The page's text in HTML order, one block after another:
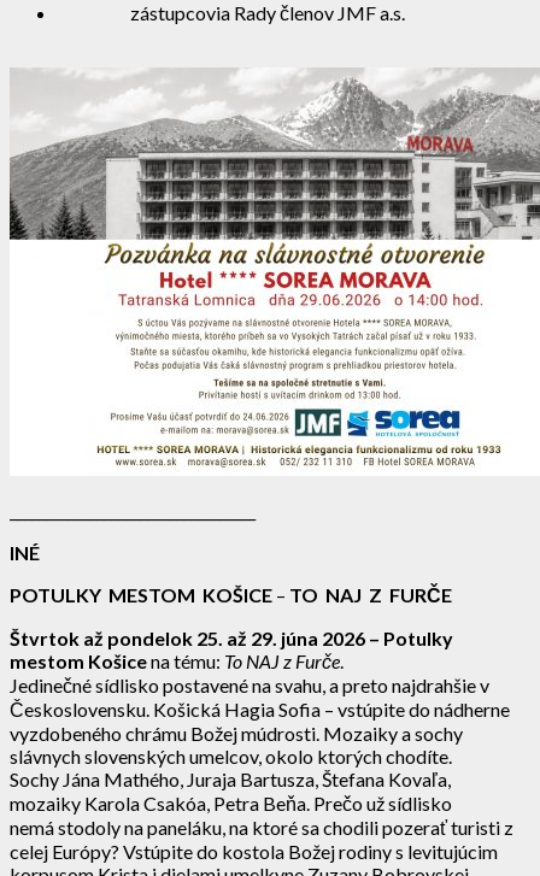
zástupcovia Rady členov JMF a.s.
INÉ
POTULKY MESTOM KOŠICE – TO NAJ Z FURČE
Štvrtok až pondelok 25. až 29. júna 2026 – Potulky
mestom Košicena tému: To NAJ z Furče
Jedinečné sídlisko postavené na svahu, a preto najdrahšie v
Československu. Košická Hagia Sofia – vstúpite do nádherne
vyzdobeného chrámu Božej múdrosti. Mozaiky a sochy
slávnych slovenských umelcov, okolo ktorých chodíte.
Sochy Jána Mathého, Juraja Bartusza, Štefana Kovaľa,
mozaiky Karola Csakóa, Petra Beňa. Prečo už sídlisko
nemá stodoly na paneláku, na ktoré sa chodili pozerať turisti z
celej Európy? Vstúpite do kostola Božej rodiny s levitujúcim